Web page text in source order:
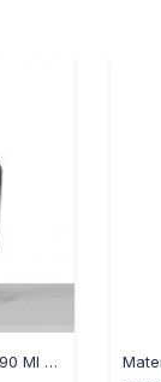
Jarra Térmica Termolar 590 Ml con Sorbito - GRIS